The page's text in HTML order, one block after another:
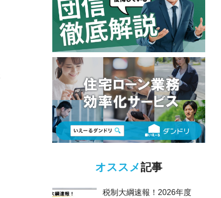
オススメ記事
税制大綱速報！2026年度